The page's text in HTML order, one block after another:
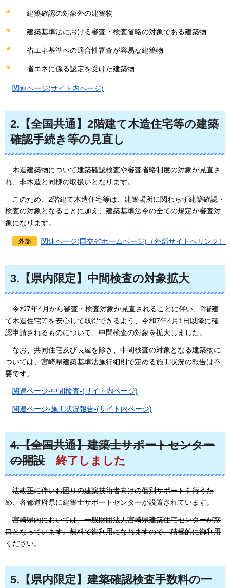
建築確認の対象外の建築物
建築基準法における審査・検査省略の対象である建築物
省エネ基準への適合性審査が容易な建築物
省エネに係る認定を受けた建築物
関連ページ(サイト内ページ)
2.【全国共通】2階建て木造住宅等の建築
確認手続き等の見直し
木造建築物について建築確認検査や審査省略制度の対象が見直さ
れ、非木造と同様の取扱いとなります。
このため、2階建て木造住宅等は、建築場所に関わらず建築確認・
検査の対象となることに加え、建築基準法令の全ての規定が審査対
象になります。
関連ページ(国交省ホームページ)（外部サイトへリンク）
3.【県内限定】中間検査の対象拡大
令和7年4月から審査・検査対象が見直されることに伴い、2階建
て木造住宅等を安心して取得できるよう、令和7年4月1日以降に確
認申請されるものについて、中間検査の対象を拡大しました。
なお、共同住宅及び長屋を除き、中間検査の対象となる建築物に
ついては、宮崎県建築基準法施行細則で定める施工状況の報告は不
要です。
関連ページ-中間検査-(サイト内ページ)
関連ページ-施工状況報告-(サイト内ページ)
4.【全国共通】建築士サポートセンター
の開設
終了しました
法改正に伴いお困りの建築技術者向けの個別サポートを行うた
め、各都道府県に建築士サポートセンターが設置されています。
宮崎県内においては、一般財団法人宮崎県建築住宅センターが窓
口となっています。無料で御利用になれますので、積極的に御利用
ください。
5.【県内限定】建築確認検査手数料の一